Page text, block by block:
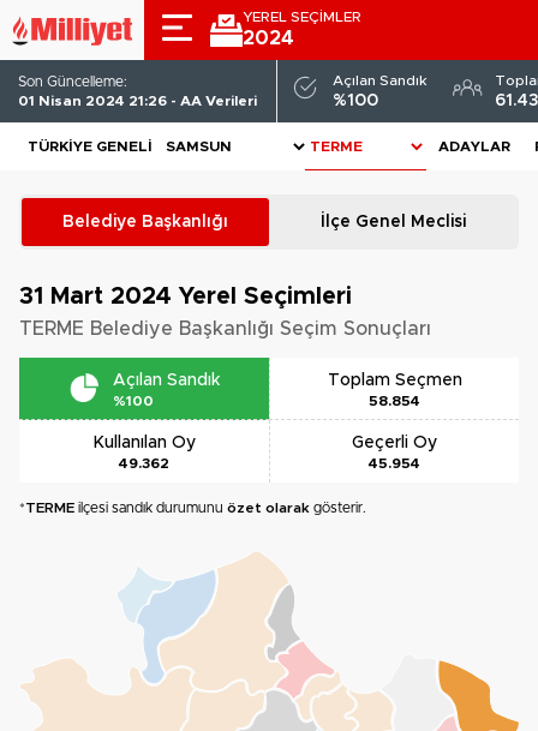
YEREL SEÇİMLER
2024
Son Güncelleme:
01 Nisan 2024 21:26 - AA Verileri
Açılan Sandık
%100
TÜRKIYE GENELI ADAYLAR
Belediye Başkanlığı İlçe Genel Meclisi
31 Mart 2024 Yerel Seçimleri
TERME Belediye Başkanlığı Seçim Sonuçları
Açılan Sandık
%100
Toplam Seçmen
58.854
Kullanılan Oy
49.362
Geçerli Oy
45.954
*TERME ilçesi sandık durumunu özet olarak gösterir.